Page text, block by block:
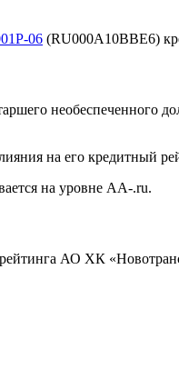
06 (RU000A10BBE6)
необеспеченного
на его кредитный
на уровне AА-.ru.
АО ХК